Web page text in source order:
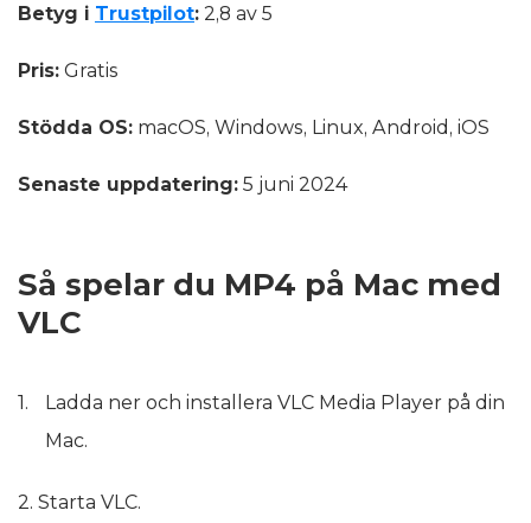
Betyg i Trustpilot: 2,8 av 5
Pris: Gratis
Stödda OS: macOS, Windows, Linux, Android, iOS
Senaste uppdatering: 5 juni 2024
Så spelar du MP4 på Mac med
VLC
Ladda ner och installera VLC Media Player på din
Mac.
2. Starta VLC.